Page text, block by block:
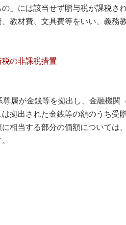
」には該当せず贈与税が課税され
教材費、文具費等をいい、義務
の非課税措置
属が金銭等を拠出し、金融機関
拠出された金銭等の額のうち受
相当する部分の価額については